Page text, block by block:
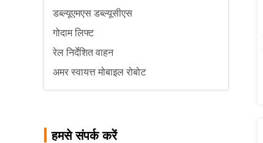
डब्ल्यूएमएस डब्ल्यूसीएस
गोदाम लिफ्ट
रेल निर्देशित वाहन
अमर स्वायत्त मोबाइल रोबोट
हमसे संपर्क करें